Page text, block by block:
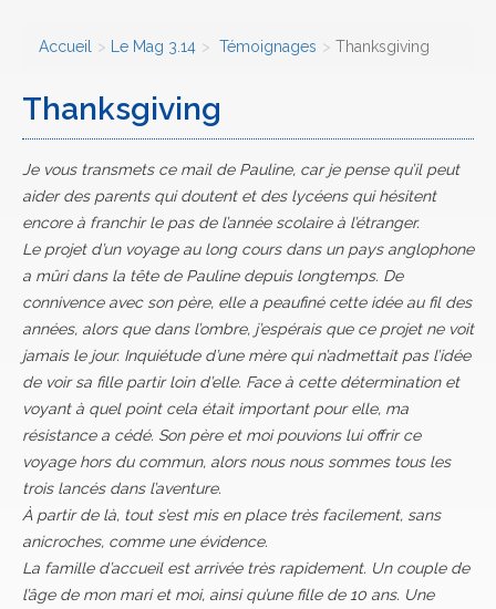
Accueil Le Mag 3.14 Témoignages Thanksgiving
Thanksgiving
Je vous transmets ce mail de Pauline, car je pense qu’il peut
aider des parents qui doutent et des lycéens qui hésitent
encore à franchir le pas de l’année scolaire à l’étranger.
Le projet d’un voyage au long cours dans un pays anglophone
a mûri dans la tête de Pauline depuis longtemps. De
connivence avec son père, elle a peaufiné cette idée au fil des
années, alors que dans l’ombre, j’espérais que ce projet ne voit
jamais le jour. Inquiétude d’une mère qui n’admettait pas l’idée
de voir sa fille partir loin d’elle. Face à cette détermination et
voyant à quel point cela était important pour elle, ma
résistance a cédé. Son père et moi pouvions lui offrir ce
voyage hors du commun, alors nous nous sommes tous les
trois lancés dans l’aventure.
À partir de là, tout s’est mis en place très facilement, sans
anicroches, comme une évidence.
La famille d’accueil est arrivée très rapidement. Un couple de
l’âge de mon mari et moi, ainsi qu’une fille de 10 ans. Une